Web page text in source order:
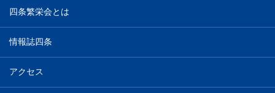
四条繁栄会とは
情報誌四条
アクセス